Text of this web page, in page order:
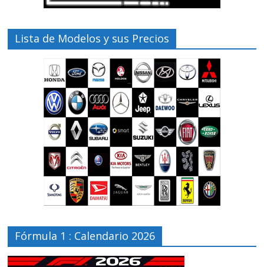
Lista de Modelos y sus Precios
Fórmula 1 : Calendario 2026